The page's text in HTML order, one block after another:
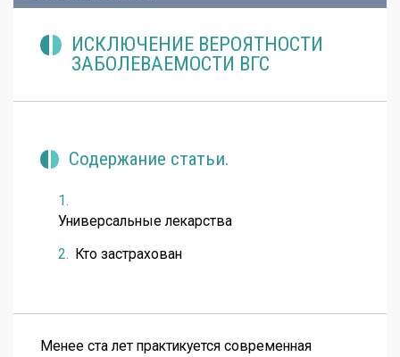
ИСКЛЮЧЕНИЕ ВЕРОЯТНОСТИ
ЗАБОЛЕВАЕМОСТИ ВГС
Содержание статьи.
Универсальные лекарства
Кто застрахован
Менее ста лет практикуется современная